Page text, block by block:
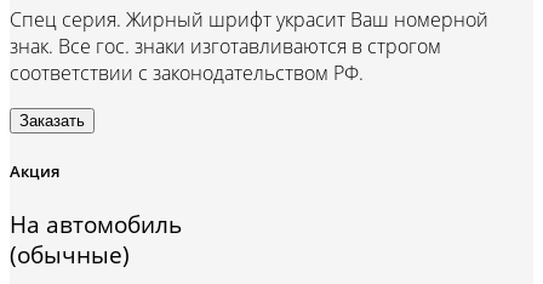
Спец серия. Жирный шрифт украсит Ваш номерной
знак. Все гос. знаки изготавливаются в строгом
соответствии с законодательством РФ.
Заказать
Акция
На автомобиль
(обычные)